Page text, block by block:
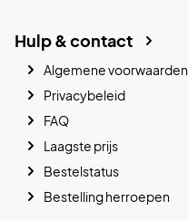
Hulp & contact
Algemene voorwaarden
Privacybeleid
FAQ
Laagste prijs
Bestelstatus
Bestelling herroepen